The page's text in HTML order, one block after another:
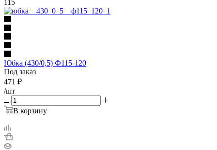
115
Юбка (430/0,5) Ф115-120
Под заказ
471 ₽
/шт
В корзину